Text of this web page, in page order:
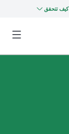
كيف تتحقق